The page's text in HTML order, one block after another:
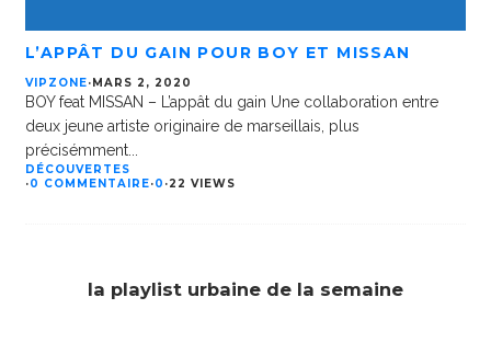
L’APPÂT DU GAIN POUR BOY ET MISSAN
VIPZONE·MARS 2, 2020
BOY feat MISSAN – L’appât du gain Une collaboration entre
deux jeune artiste originaire de marseillais, plus
précisémment
DÉCOUVERTES
·0 COMMENTAIRE·0 ·22 VIEWS
la playlist urbaine de la semaine